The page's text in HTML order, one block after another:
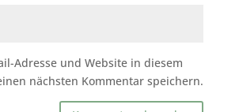
Adresse und Website in diesem
nächsten Kommentar speichern.